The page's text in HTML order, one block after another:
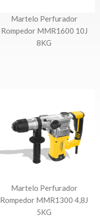
Martelo Perfurador
Rompedor MMR1600 10J
8KG
Martelo Perfurador
Rompedor MMR1300 4,8J
5KG